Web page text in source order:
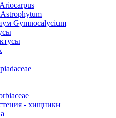
Gymnocalycium
- хищники